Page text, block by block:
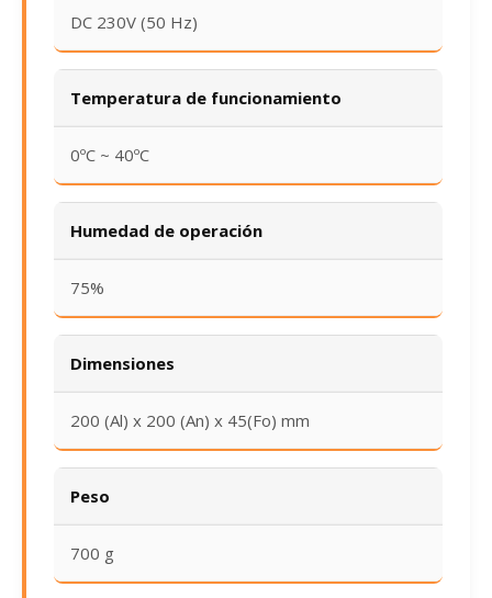
DC 230V (50 Hz)
Temperatura de funcionamiento
0ºC ~ 40ºC
Humedad de operación
75%
Dimensiones
200 (Al) x 200 (An) x 45(Fo) mm
Peso
700 g